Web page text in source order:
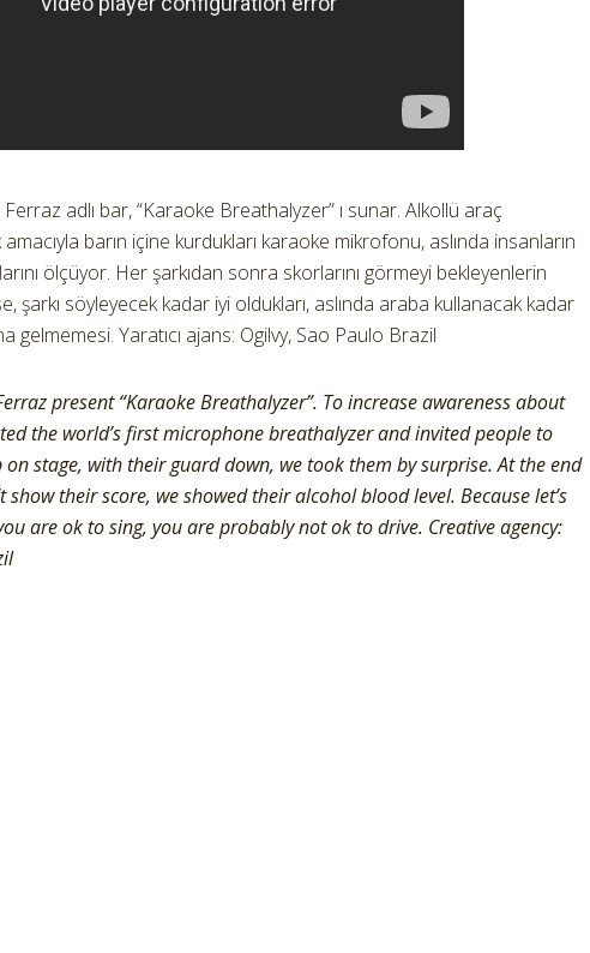
adlı bar, “Karaoke Breathalyzer” ı sunar. Alkollü araç
amacıyla barın içine kurdukları karaoke mikrofonu, aslında insanların
ölçüyor. Her şarkıdan sonra skorlarını görmeyi bekleyenlerin
şarkı söyleyecek kadar iyi oldukları, aslında araba kullanacak kadar
gelmemesi. Yaratıcı ajans: Ogilvy, Sao Paulo Brazil
present “Karaoke Breathalyzer”. To increase awareness about
the world’s first microphone breathalyzer and invited people to
stage, with their guard down, we took them by surprise. At the end
show their score, we showed their alcohol blood level. Because let’s
are ok to sing, you are probably not ok to drive. Creative agency: